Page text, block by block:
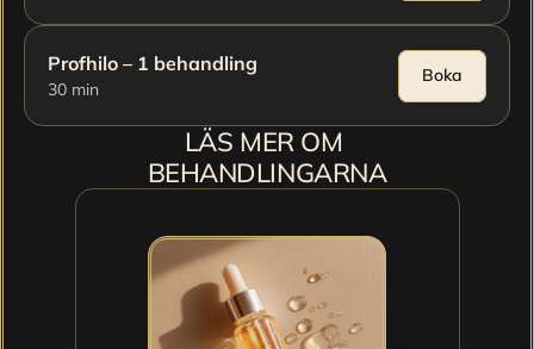
Profhilo – 1 behandling
30 min
Boka
LÄS MER OM
BEHANDLINGARNA